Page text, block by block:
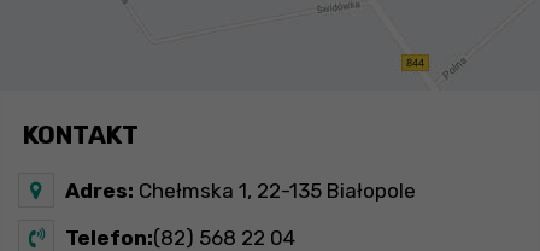
KONTAKT
Adres: Chełmska 1, 22-135 Białopole
Telefon:(82) 568 22 04